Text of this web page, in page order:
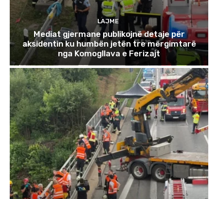
LAJME
Mediat gjermane publikojnë detaje për
aksidentin ku humbën jetën tre mërgimtarë
nga Komogllava e Ferizajt